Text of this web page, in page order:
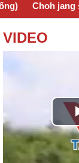
Choh jang
VIDEO